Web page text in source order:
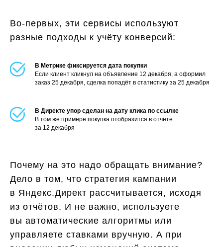
Во-первых, эти сервисы используют
разные подходы к учёту конверсий:
В Метрике фиксируется дата покупки
Если клиент кликнул на объявление 12 декабря, а оформил
заказ 25 декабря, сделка попадёт в статистику за 25 декабря
В Директе упор сделан на дату клика по ссылке
В том же примере покупка отобразится в отчёте
за 12 декабря
Почему на это надо обращать внимание?
Дело в том, что стратегия кампании
в Яндекс.Директ рассчитывается, исходя
из отчётов. И не важно, используете
вы автоматические алгоритмы или
управляете ставками вручную. А при